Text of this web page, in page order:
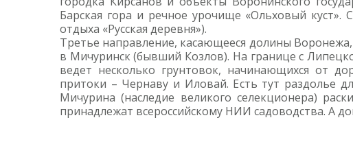
Барская гора и речное урочище «Ольховый
отдыха «Русская деревня»).
Третье направление, касающееся долины Воронежа,
в Мичуринск (бывший Козлов). На границе с
ведет несколько грунтовок, начинающихся от
притоки – Чернаву и Иловай. Есть тут раздолье
Мичурина (наследие великого селекционера)
принадлежат всероссийскому НИИ садоводства. А